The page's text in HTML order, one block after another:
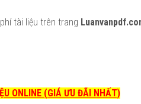
tài liệu trên trang
ONLINE (GIÁ ƯU ĐÃI NHẤT)